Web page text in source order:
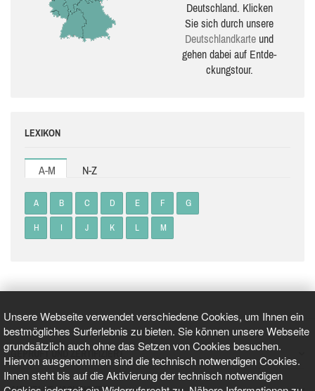
Unsere Webseite verwendet verschiedene Cookies, um Ihnen ein
bestmögliches Surferlebnis zu bieten. Sie können unsere Webseite
grundsätzlich auch ohne das Setzen von Cookies besuchen.
Hiervon ausgenommen sind die technisch notwendigen Cookies.
Ihnen steht bis auf die Aktivierung der technisch notwendigen
Deutschland. Klicken
Sie sich durch unsere
Deutsch­land­karte und
gehen dabei auf Ent­de­
ckungs­tour.
LEXIKON
A-M N-Z
A B C D E F G
H I J K L M
GEPRÜFT UND ZERTIFIZIERT